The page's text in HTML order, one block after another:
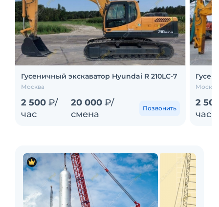
Гусеничный экскаватор Hyundai R 210LC-7
Москва
2 500 ₽/
час
20 000₽/
смена
Позвонить
Москва
2
час